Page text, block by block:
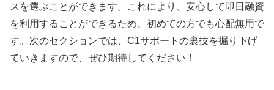
スを選ぶことができます。これにより、安心して即日融資
を利用することができるため、初めての方でも心配無用で
す。次のセクションでは、C1サポートの裏技を掘り下げ
ていきますので、ぜひ期待してください！